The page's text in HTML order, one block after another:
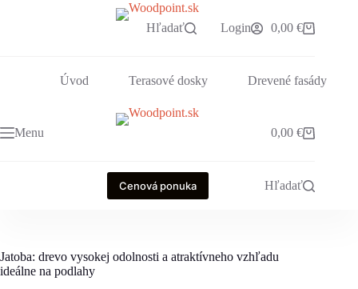
Hľadať Login
Shopping
0,00€
Úvod Terasové dosky Drevené fasády
Menu
Shopping
0,00€
Cenová ponuka Hľadať
Jatoba: drevo vysokej odolnosti a atraktívneho vzhľadu
ideálne na podlahy